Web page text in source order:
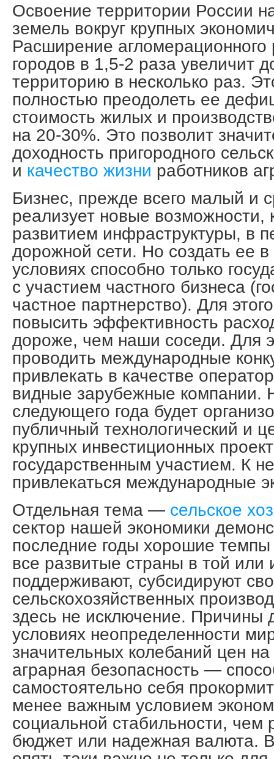
Освоение территории России
земель вокруг крупных
Расширение
городов в 1,5-2 раза увеличит
территорию в несколько раз.
полностью преодолеть ее
стоимость жилых и
на 20-30%. Это позволит
доходность пригородного
и качество жизни работников
Бизнес, прежде всего малый и
реализует новые возможности,
развитием инфраструктуры, в
дорожной сети. Но создать ее
условиях способно только
с участием частного бизнеса
частное партнерство). Для
повысить эффективность
дороже, чем наши соседи. Для
проводить международные
привлекать в качестве
видные зарубежные компании.
следующего года будет
публичный технологический и
крупных инвестиционных
государственным участием. К
привлекаться международные
Отдельная тема — сельское
сектор нашей экономики
последние годы хорошие темпы
все развитые страны в той
поддерживают, субсидируют
сельскохозяйственных
здесь не исключение. Причины
условиях неопределенности
значительных колебаний цен
аграрная безопасность —
самостоятельно себя
менее важным условием
социальной стабильности, чем
бюджет или надежная валюта.